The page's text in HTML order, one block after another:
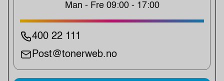
Man - Fre 09:00 - 17:00
400 22 111
Post@tonerweb.no